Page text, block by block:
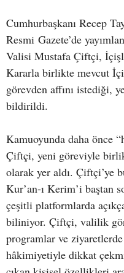
Cumhurbaşkanı Recep
Resmi Gazete’de
Valisi Mustafa Çiftçi,
Kararla birlikte mevcut
görevden affını istediği,
bildirildi.
Kamuoyunda daha önce
Çiftçi, yeni göreviyle
olarak yer aldı. Çiftçi’ye
Kur’an-ı Kerim’i baştan
çeşitli platformlarda
biliniyor. Çiftçi, valilik
programlar ve
hâkimiyetiyle dikkat